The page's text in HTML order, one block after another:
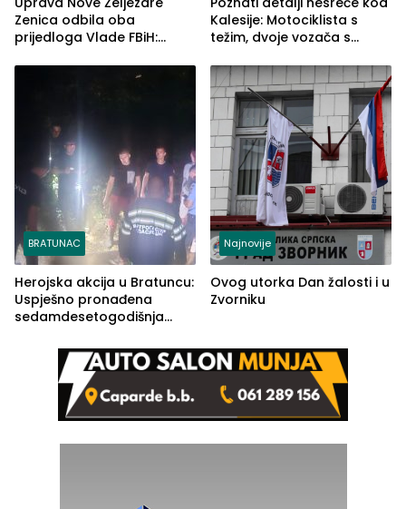
Zenica odbila oba
prijedloga Vlade FBiH:
rješenje
Kalesije: Motociklista s
težim, dvoje vozača s
BRATUNAC
Herojska akcija u Bratuncu:
Uspješno pronađena
sedamdesetogodišnja
Kravice.
Najnovije
Ovog utorka Dan žalosti i u
Zvorniku